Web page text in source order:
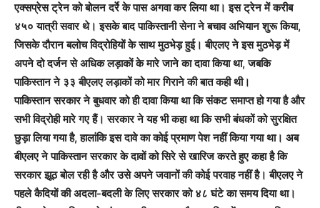
एक्सप्रेस ट्रेन को बोलन दर्रे के पास अगवा कर लिया था। इस ट्रेन में करीब
४५० यात्री सवार थे। इसके बाद पाकिस्तानी सेना ने बचाव अभियान शुरू किया,
जिसके दौरान बलोच विद्रोहियों के साथ मुठभेड़ हुई। बीएलए ने इस मुठभेड़ में
अपने दो दर्जन से अधिक लड़ाकों के मारे जाने का दावा किया था, जबकि
पाकिस्तान ने ३३ बीएलए लड़ाकों को मार गिराने की बात कही थी।
पाकिस्तान सरकार ने बुधवार को ही दावा किया था कि संकट समाप्त हो गया है और
सभी विद्रोही मारे गए हैं। सरकार ने यह भी कहा था कि सभी बंधकों को सुरक्षित
छुड़ा लिया गया है, हालांकि इस दावे का कोई प्रमाण पेश नहीं किया गया था। अब
बीएलए ने पाकिस्तान सरकार के दावों को सिरे से खारिज करते हुए कहा है कि
सरकार झूठ बोल रही है और उसे अपने जवानों की कोई परवाह नहीं है। बीएलए ने
पहले कैदियों की अदला-बदली के लिए सरकार को ४८ घंटे का समय दिया था।